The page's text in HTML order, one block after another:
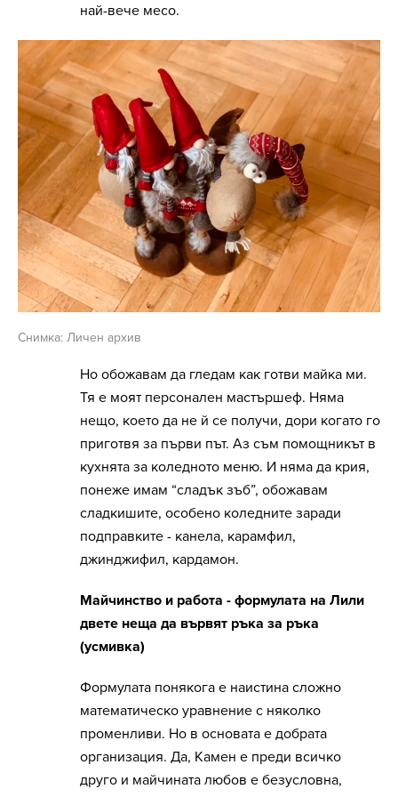
най-вече месо.
Снимка: Личен архив
Но обожавам да гледам как готви майка ми.
Тя е моят персонален мастършеф. Няма
нещо, което да не й се получи, дори когато го
приготвя за първи път. Аз съм помощникът в
кухнята за коледното меню. И няма да крия,
понеже имам “сладък зъб”, обожавам
сладкишите, особено коледните заради
подправките - канела, карамфил,
джинджифил, кардамон.
Майчинство и работа - формулата на Лили
двете неща да вървят ръка за ръка
(усмивка)
Формулата понякога е наистина сложно
математическо уравнение с няколко
променливи. Но в основата е добрата
организация. Да, Камен е преди всичко
друго и майчината любов е безусловна,